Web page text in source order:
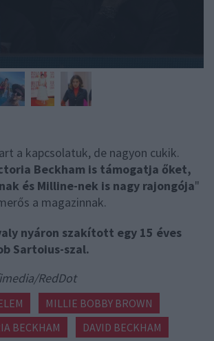
a kapcsolatuk, de nagyon cukik.
Beckham is támogatja őket,
és Milline-nek is nagy rajongója"
a magazinnak.
nyáron szakított egy 15 éves
Sartoius-szal.
RedDot
MILLIE BOBBY BROWN
BECKHAM
DAVID BECKHAM